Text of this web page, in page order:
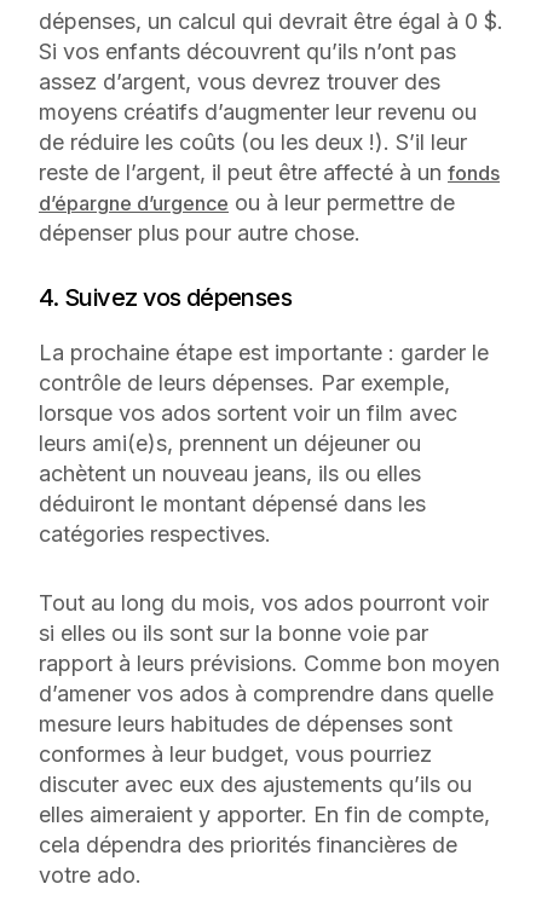
dépenses, un calcul qui devrait être égal à 0 $.
Si vos enfants découvrent qu’ils n’ont pas
assez d’argent, vous devrez trouver des
moyens créatifs d’augmenter leur revenu ou
de réduire les coûts (ou les deux !). S’il leur
reste de l’argent, il peut être affecté à un fonds
d’épargne d’urgence ou à leur permettre de
dépenser plus pour autre chose.
4. Suivez vos dépenses
La prochaine étape est importante : garder le
contrôle de leurs dépenses. Par exemple,
lorsque vos ados sortent voir un film avec
leurs ami(e)s, prennent un déjeuner ou
achètent un nouveau jeans, ils ou elles
déduiront le montant dépensé dans les
catégories respectives.
Tout au long du mois, vos ados pourront voir
si elles ou ils sont sur la bonne voie par
rapport à leurs prévisions. Comme bon moyen
d’amener vos ados à comprendre dans quelle
mesure leurs habitudes de dépenses sont
conformes à leur budget, vous pourriez
discuter avec eux des ajustements qu’ils ou
elles aimeraient y apporter. En fin de compte,
cela dépendra des priorités financières de
votre ado.